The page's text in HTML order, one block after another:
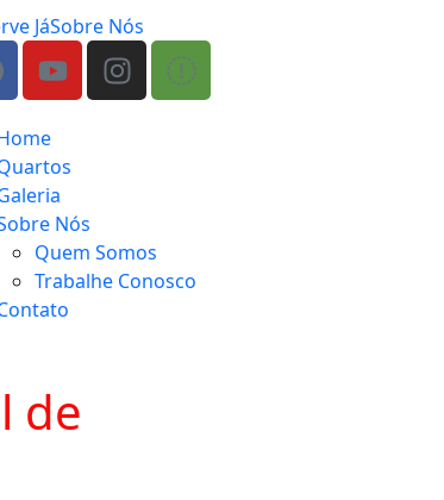
JáSobre Nós
Nós
Quem Somos
Trabalhe Conosco
de